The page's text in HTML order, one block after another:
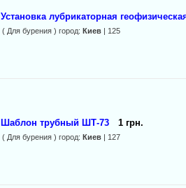
Установка лубрикаторная
( Для бурения ) город: Киев| 125
Шаблон трубный ШТ-73 1 грн.
( Для бурения ) город: Киев| 127